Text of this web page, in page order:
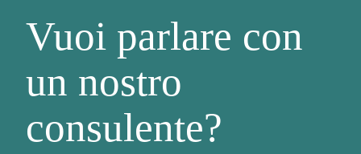
Vuoi parlare con
un nostro
consulente?